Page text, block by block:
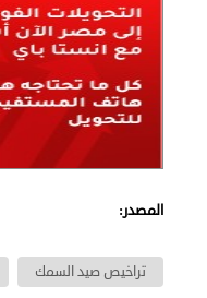
المصدر:
تراخيص صيد السمك